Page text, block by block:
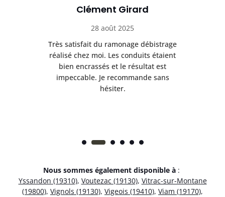
Clément Girard
28 août 2025
Très satisfait du ramonage débistrage
réalisé chez moi. Les conduits étaient
bien encrassés et le résultat est
impeccable. Je recommande sans
hésiter.
Nous sommes également disponible à :
Yssandon (19310), Voutezac (19130), Vitrac-sur-Montane
(19800), Vignols (19130), Vigeois (19410), Viam (19170),